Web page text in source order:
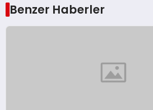
Benzer Haberler